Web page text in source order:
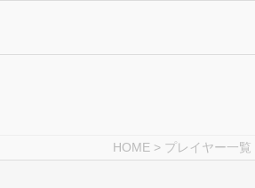
HOME > プレイヤー一覧